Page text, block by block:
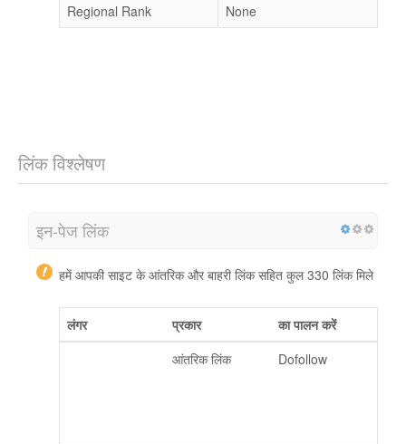
Regional Rank
None
लिंक विश्लेषण
इन-पेज लिंक
हमें आपकी साइट के आंतरिक और बाहरी लिंक सहित कुल 330 लिंक मिले
लंगर प्रकार
का पालन करें
आंतरिक लिंक Dofollow